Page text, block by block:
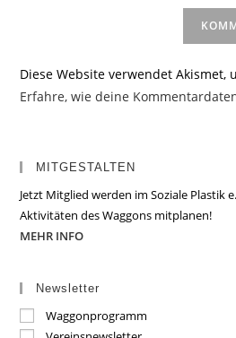
Diese Website verwendet Akismet,
Erfahre, wie deine
MITGESTALTEN
Jetzt Mitglied werden im Soziale Plastik
Aktivitäten des Waggons mitplanen!
MEHR INFO
Newsletter
Waggonprogramm